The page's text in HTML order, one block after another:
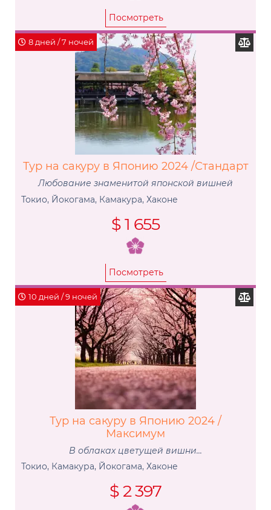
Посмотреть
8 дней / 7 ночей
Тур на сакуру в Японию 2024 /Стандарт
Любование знаменитой японской вишней
Токио, Йокогама, Камакура, Хаконе
$ 1 655
Посмотреть
10 дней / 9 ночей
Тур на сакуру в Японию 2024 /
Максимум
В облаках цветущей вишни...
Токио, Камакура, Йокогама, Хаконе
$ 2 397